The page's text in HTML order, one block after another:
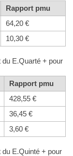
Rapport pmu
64,20 €
10,30 €
du E.Quarté + pour
Rapport pmu
428,55 €
36,45 €
3,60 €
E.Quinté + pour